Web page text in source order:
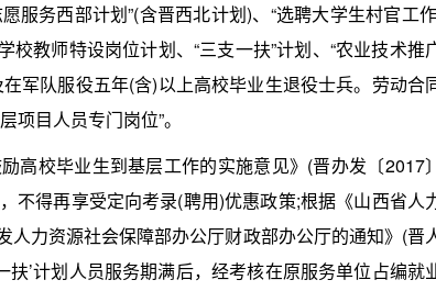
务西部计划”(含晋西北计划)、“选聘大学生村官工
教师特设岗位计划、“三支一扶”计划、“农业技术推
军队服役五年(含)以上高校毕业生退役士兵。劳动合
目人员专门岗位”。
校毕业生到基层工作的实施意见》(晋办发〔2017
不得再享受定向考录(聘用)优惠政策;根据《山西省人
力资源社会保障部办公厅财政部办公厅的通知》(晋
’计划人员服务期满后，经考核在原服务单位占编就